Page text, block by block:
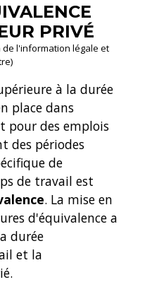
PRIVÉ
de l'information légale et
à la durée
place dans
pour des emplois
des périodes
de
de travail est
. La mise en
d'équivalence a
durée
et la